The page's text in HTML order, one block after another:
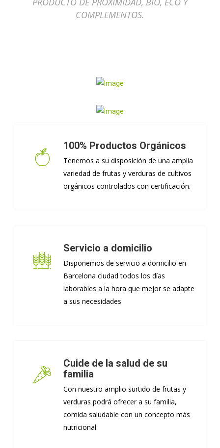
COMPLEMENTOS.
100% Productos Orgánicos
Tenemos a su disposición de una amplia
variedad de frutas y verduras de cultivos
orgánicos controlados con certificación.
Servicio a domicilio
Disponemos de servicio a domicilio en
Barcelona ciudad todos los días
laborables a la hora que mejor se adapte
a sus necesidades
Cuide de la salud de su
familia
Con nuestro amplio surtido de frutas y
verduras podrá ofrecer a su familia,
comida saludable con un concepto más
nutricional.